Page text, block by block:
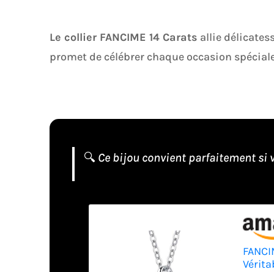
Le collier FANCIME 14 Carats allie
promet de célébrer chaque occasion
🔍 Ce bijou convient parfaitement si